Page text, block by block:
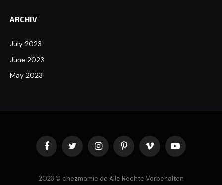
ARCHIV
July 2023
June 2023
May 2023
FacebookTwitter InstagramPinterestVimeo YouTube
2023 © chezmamie.de Alle Rechte Vorbehalten